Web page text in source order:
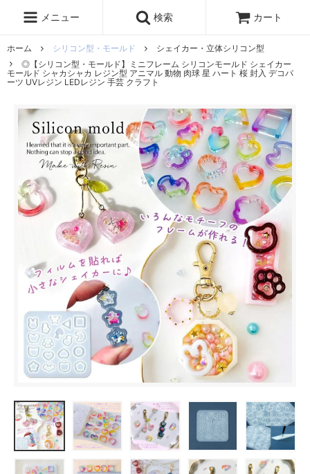
メニュー 検索 カート
ホーム シリコン型・モールド
シェイカー・立体シリコン型
◎【シリコン型・モールド】ミニフレーム シリコンモールド シェイカー
モールド シャカシャカ レジン型 アニマル 動物 肉球 星 ハート 桜 封入 デコパ
ーツ UVレジン LEDレジン 手芸 クラフト